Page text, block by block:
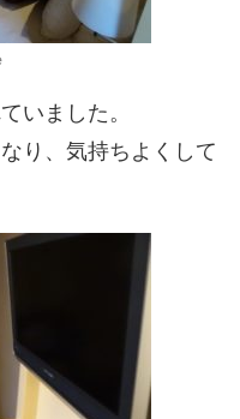
いました。
り、気持ちよくして